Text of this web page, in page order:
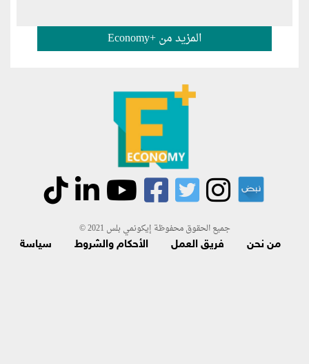
المزيد من +Economy
جميع الحقوق محفوظة إيكونمي بلس 2021 ©
من نحن فريق العمل الأحكام والشروط
سياسة